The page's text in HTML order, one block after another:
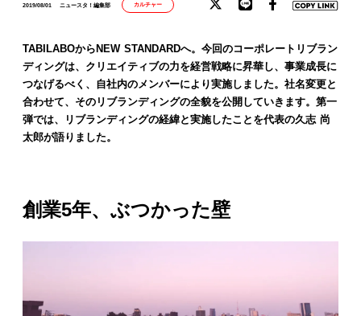
2019/08/01 ニュースタ！編集部 カルチャー
TABILABOからNEW STANDARDへ。今回のコーポレートリブラン
ディングは、クリエイティブの力を経営戦略に昇華し、事業成長に
つなげるべく、自社内のメンバーにより実施しました。社名変更と
合わせて、そのリブランディングの全貌を公開していきます。第一
弾では、リブランディングの経緯と実施したことを代表の久志 尚
太郎が語りました。
創業5年、ぶつかった壁